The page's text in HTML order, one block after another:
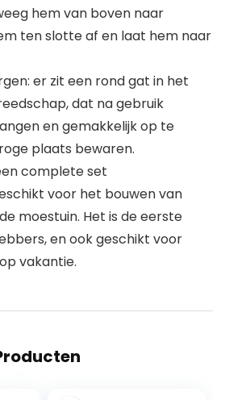
hem van boven naar
ten slotte af en laat hem naar
er zit een rond gat in het
dat na gebruik
en gemakkelijk op te
plaats bewaren.
complete set
voor het bouwen van
moestuin. Het is de eerste
en ook geschikt voor
vakantie.